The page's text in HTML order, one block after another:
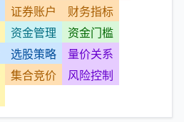
证券账户
财务指标
资金管理
资金门槛
选股策略
量价关系
集合竞价
风险控制